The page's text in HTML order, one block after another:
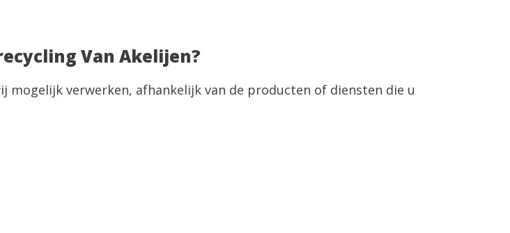
Van Akelijen?
mogelijk verwerken, afhankelijk van de producten of diensten die u